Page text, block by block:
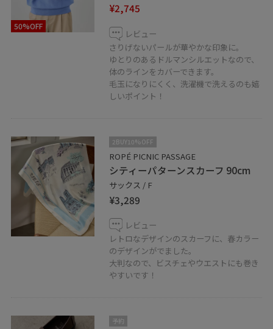
50%OFF
¥2,745
レビュー
さりげないパールが華やかな印象に。
ゆとりのあるドルマンシルエットなので、
体のラインをカバーできます。
毛玉になりにくく、洗濯機で洗えるのも嬉
しいポイント！
2BUY10%OFF
ROPÉ PICNIC PASSAGE
シティーパターンスカーフ 90cm
サックス / F
¥3,289
レビュー
レトロなデザインのスカーフに、春カラー
のデザインがでました。
大判なので、ビスチェやウエストにも巻き
やすいです！
予約